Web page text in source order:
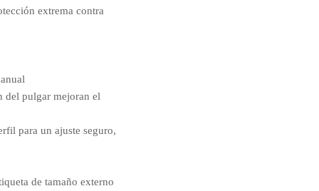
extrema contra
del pulgar mejoran el
para un ajuste seguro,
de tamaño externo